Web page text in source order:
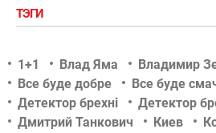
ТЭГИ
1+1 Влад Яма
Владимир
Все буде добре
Все буде
Детектор брехні
Детектор
Дмитрий Танкович
Киев